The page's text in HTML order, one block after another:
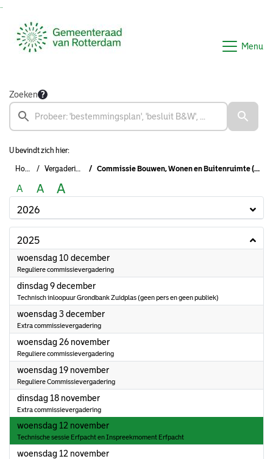
Menu
Zoeken
U bevindt zich hier:
Home Vergaderingen Commissie Bouwen, Wonen en Buitenruimte (2022-2026)
A A A
2026
2025
woensdag 10 december2025
Reguliere commissievergadering
dinsdag 9 december2025
Technisch inloopuur Grondbank Zuidplas (geen pers en geen publiek)
woensdag 3 december2025
Extra commissievergadering
woensdag 26 november2025
Reguliere commissievergadering
woensdag 19 november2025
Reguliere Commissievergadering
dinsdag 18 november2025
Extra commissievergadering
woensdag 12 november2025
Technische sessie Erfpacht en Inspreekmoment Erfpacht
woensdag 12 november2025